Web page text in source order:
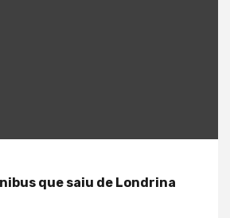
que saiu de Londrina